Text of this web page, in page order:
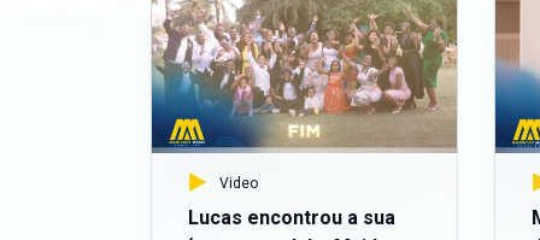
Video
Lucas encontrou a sua